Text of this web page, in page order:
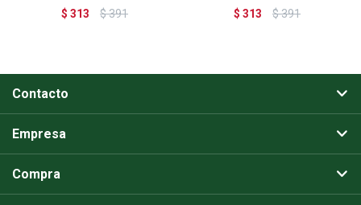
$ 313 $391
$ 313 $391
Contacto
Empresa
Compra